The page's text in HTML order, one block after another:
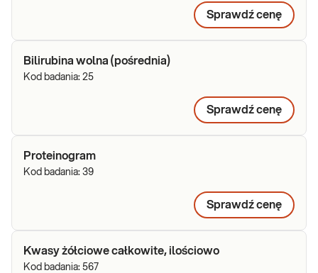
Sprawdź cenę
Bilirubina wolna (pośrednia)
Kod badania: 25
Sprawdź cenę
Proteinogram
Kod badania: 39
Sprawdź cenę
Kwasy żółciowe całkowite, ilościowo
Kod badania: 567